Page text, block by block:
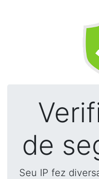
de
Seu IP fez